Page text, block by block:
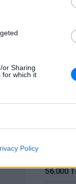
or Sharing
for which it
Policy
56.000